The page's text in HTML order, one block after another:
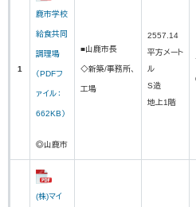
1
鹿市学校
給食共同
調理場
（PDFフ
ァイル：
662KB）
◎山鹿市
■山鹿市長
◇新築/事務所、
工場
2557.14
平方メート
ル
S造
地上1階
(株)マイ